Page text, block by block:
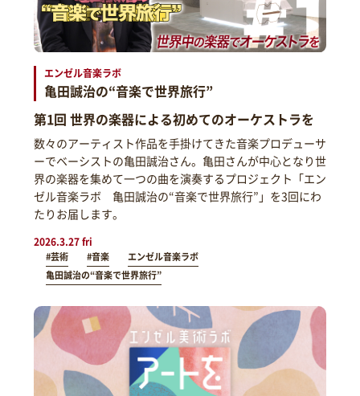
エンゼル音楽ラボ
亀田誠治の“音楽で世界旅行”
第1回 世界の楽器による初めてのオーケストラを
数々のアーティスト作品を手掛けてきた音楽プロデューサ
ーでベーシストの亀田誠治さん。亀田さんが中心となり世
界の楽器を集めて一つの曲を演奏するプロジェクト「エン
ゼル音楽ラボ 亀田誠治の“音楽で世界旅行”」を3回にわ
たりお届します。
2026.3.27 fri
#芸術 #音楽
エンゼル音楽ラボ
亀田誠治の“音楽で世界旅行”